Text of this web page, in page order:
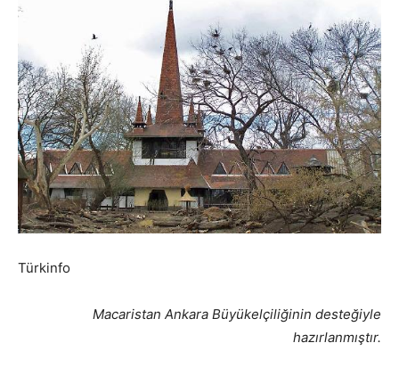
Türkinfo
Macaristan Ankara Büyükelçiliğinin desteğiyle
hazırlanmıştır.